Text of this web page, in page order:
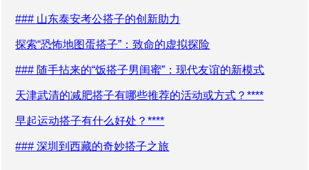
### 山东泰安考公搭子的创新助力
探索“恐怖地图蛋搭子”：致命的虚拟探险
### 随手拈来的“饭搭子男闺蜜”：现代友谊的新模式
天津武清的减肥搭子有哪些推荐的活动或方式？****
早起运动搭子有什么好处？****
### 深圳到西藏的奇妙搭子之旅